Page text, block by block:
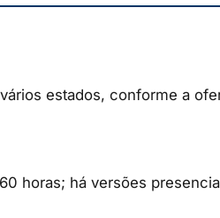
estados, conforme a
horas; há versões